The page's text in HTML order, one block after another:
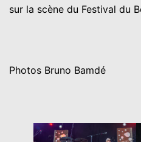
sur la scène du Festival du
Photos Bruno Bamdé